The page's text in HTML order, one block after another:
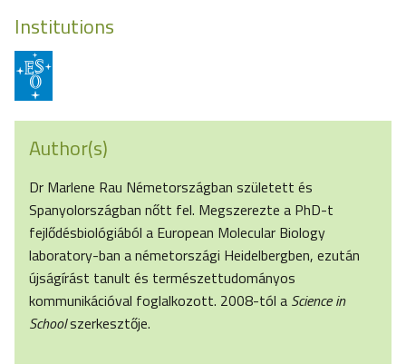
Institutions
Author(s)
Dr Marlene Rau Németországban született és
Spanyolországban nőtt fel. Megszerezte a PhD-t
fejlődésbiológiából a European Molecular Biology
laboratory-ban a németországi Heidelbergben, ezután
újságírást tanult és természettudományos
kommunikációval foglalkozott. 2008-tól a Science in
Schoolszerkesztője.